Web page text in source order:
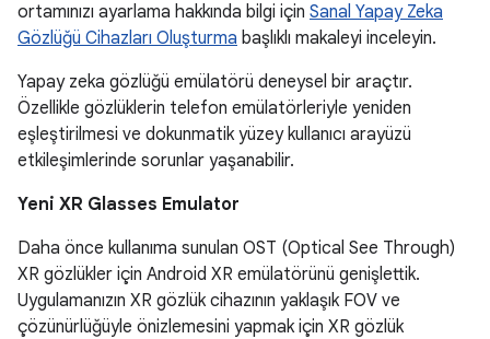
ortamınızı ayarlama hakkında bilgi için Sanal Yapay Zeka
Gözlüğü Cihazları Oluşturma başlıklı makaleyi inceleyin.
Yapay zeka gözlüğü emülatörü deneysel bir araçtır.
Özellikle gözlüklerin telefon emülatörleriyle yeniden
eşleştirilmesi ve dokunmatik yüzey kullanıcı arayüzü
etkileşimlerinde sorunlar yaşanabilir.
Yeni XR Glasses Emulator
Daha önce kullanıma sunulan OST (Optical See Through)
XR gözlükler için Android XR emülatörünü genişlettik.
Uygulamanızın XR gözlük cihazının yaklaşık FOV ve
çözünürlüğüyle önizlemesini yapmak için XR gözlük